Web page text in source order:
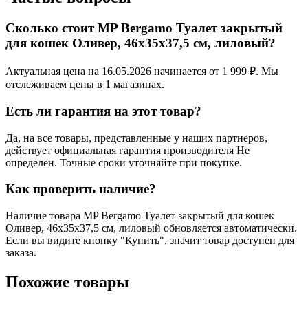
Сколько стоит MP Bergamo Туалет закрытый
для кошек Оливер, 46х35х37,5 см, лиловый?
Актуальная цена на 16.05.2026 начинается от 1 999 ₽. Мы
отслеживаем цены в 1 магазинах.
Есть ли гарантия на этот товар?
Да, на все товары, представленные у наших партнеров,
действует официальная гарантия производителя Не
определен. Точные сроки уточняйте при покупке.
Как проверить наличие?
Наличие товара MP Bergamo Туалет закрытый для кошек
Оливер, 46х35х37,5 см, лиловый обновляется автоматически.
Если вы видите кнопку "Купить", значит товар доступен для
заказа.
Похожие товары